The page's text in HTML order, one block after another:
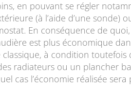
en pouvant se régler
(à l’aide d’une sonde)
En conséquence de
est plus économique
à condition toutefois
radiateurs ou un plancher
cas l’économie réalisée sera